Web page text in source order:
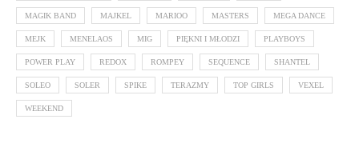
MAGIK BAND MAJKEL MARIOO MASTERS MEGA DANCE
MEJK MENELAOS MIG PIĘKNI I MŁODZI PLAYBOYS
POWER PLAY REDOX ROMPEY SEQUENCE SHANTEL
SOLEO SOLER SPIKE TERAZMY TOP GIRLS VEXEL
WEEKEND